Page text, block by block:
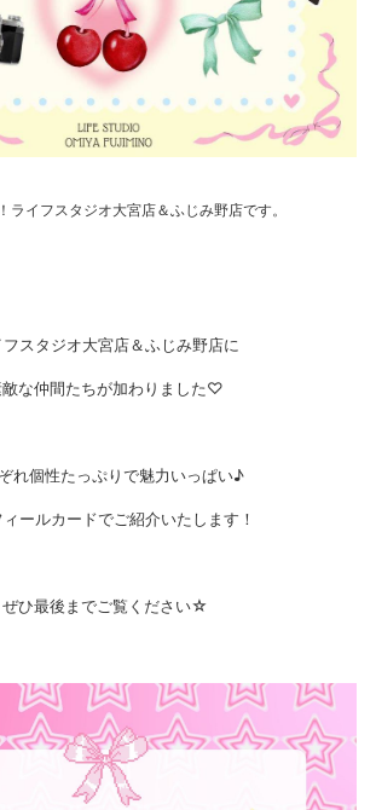
ライフスタジオ大宮店＆ふじみ野店です。
フスタジオ大宮店＆ふじみ野店に
な仲間たちが加わりました♡
れ個性たっぷりで魅力いっぱい♪
ールカードでご紹介いたします！
ぜひ最後までご覧ください☆